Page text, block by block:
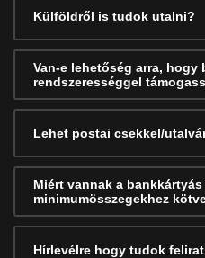
Külföldről is tudok utalni?
Van-e lehetőség arra, hogy
rendszerességgel
Lehet postai csekkel/
Miért vannak a
minimumösszegekhez
Hírlevélre hogy tudok